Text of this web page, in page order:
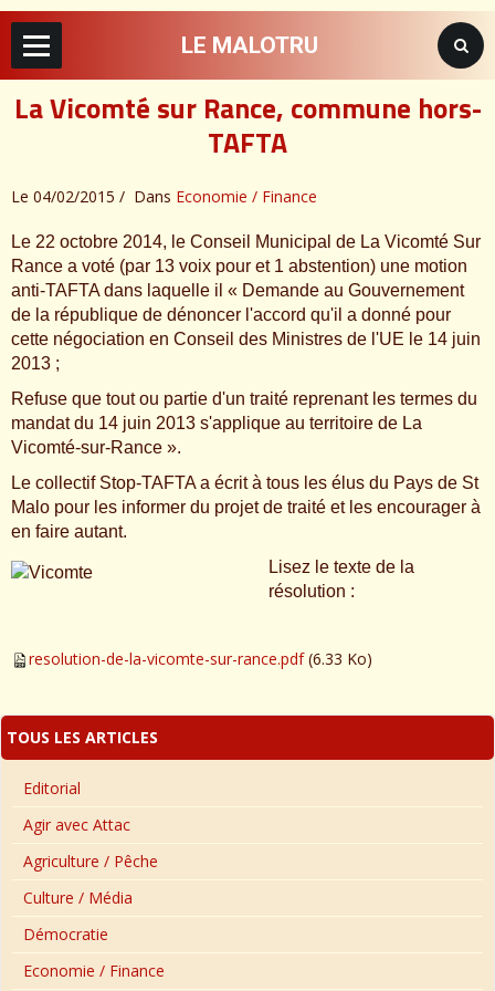
LE MALOTRU
La Vicomté sur Rance, commune hors-
TAFTA
Le 04/02/2015 Dans Economie / Finance
Le 22 octobre 2014, le Conseil Municipal de La Vicomté Sur
Rance a voté (par 13 voix pour et 1 abstention) une motion
anti-TAFTA dans laquelle il « Demande au Gouvernement
de la république de dénoncer l'accord qu'il a donné pour
cette négociation en Conseil des Ministres de l'UE le 14 juin
2013 ;
Refuse que tout ou partie d'un traité reprenant les termes du
mandat du 14 juin 2013 s'applique au territoire de La
Vicomté-sur-Rance ».
Le collectif Stop-TAFTA a écrit à tous les élus du Pays de St
Malo pour les informer du projet de traité et les encourager à
en faire autant.
Lisez le texte de la
résolution :
resolution-de-la-vicomte-sur-rance.pdf(6.33 Ko)
TOUS LES ARTICLES
Editorial
Agir avec Attac
Agriculture / Pêche
Culture / Média
Démocratie
Economie / Finance